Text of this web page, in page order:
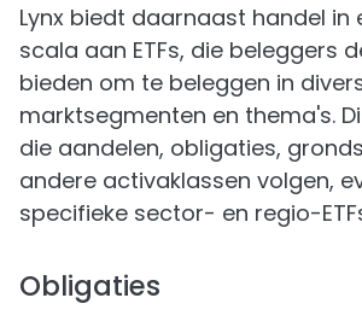
Lynx biedt daarnaast handel in
scala aan ETFs, die beleggers
bieden om te beleggen in
marktsegmenten en thema's.
die aandelen, obligaties,
andere activaklassen volgen,
specifieke sector- en regio-
Obligaties